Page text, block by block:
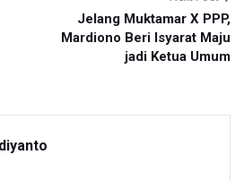
Jelang Muktamar X PPP,
Mardiono Beri Isyarat Maju
jadi Ketua Umum